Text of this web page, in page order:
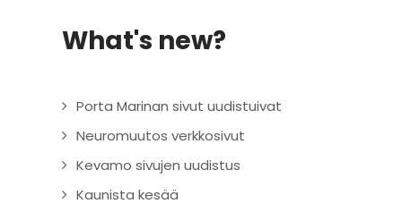
What's new?
Porta Marinan sivut uudistuivat
Neuromuutos verkkosivut
Kevamo sivujen uudistus
Kaunista kesää